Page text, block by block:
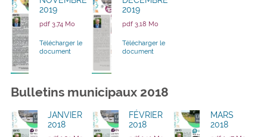
2019
pdf 3,74 Mo
Télécharger le
document
2019
pdf 3,18 Mo
Télécharger le
document
Bulletins municipaux 2018
JANVIER
2018
FÉVRIER
2018
MARS
2018